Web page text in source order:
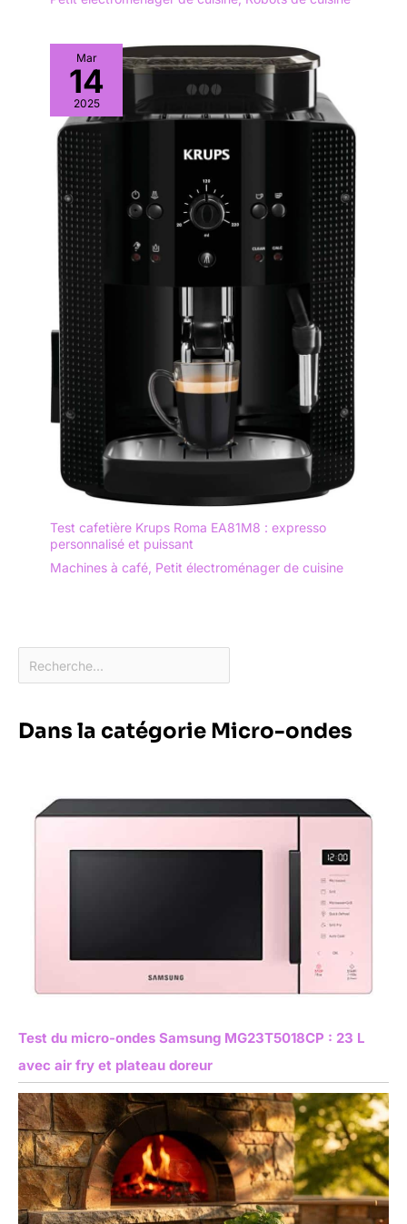
Mar
14
2025
Test cafetière Krups Roma EA81M8 : expresso
personnalisé et puissant
Machines à café Petit électroménager de cuisine
Dans la catégorie Micro-ondes
Test du micro-ondes Samsung MG23T5018CP : 23 L
avec air fry et plateau doreur